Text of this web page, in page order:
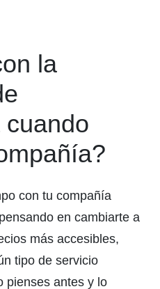
la
con tu compañía
en cambiarte a
más accesibles,
tipo de servicio
pienses antes y lo